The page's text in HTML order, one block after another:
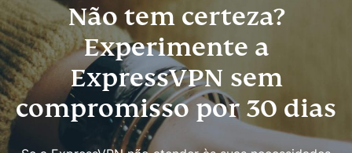
Não tem certeza?
Experimente a
ExpressVPN sem
compromisso por 30 dias